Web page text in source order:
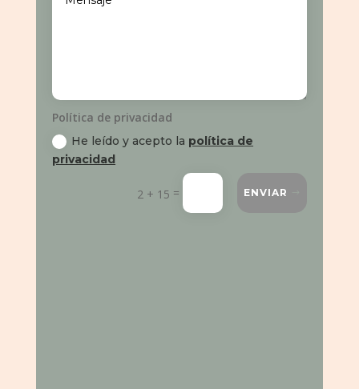
Política de privacidad
He leído y acepto la política de
privacidad
2 + 15 = ENVIAR